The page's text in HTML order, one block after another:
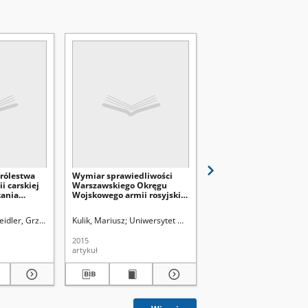
Instytut Historii
carskiej
Grzegorz Leopold (1913-1924). Red. Uniwersytet Marii Curie-
Wymiar sprawiedliwości
Warszawskiego Okręgu
Wojskowego armii rosyjskiej
Kulik, Mariusz Uniwersytet Marii Curie-Skłodowskiej
2015
artykuł